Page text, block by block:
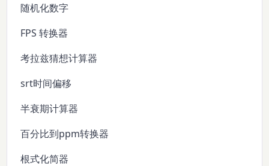
随机化数字
FPS 转换器
考拉兹猜想计算器
srt时间偏移
半衰期计算器
百分比到ppm转换器
根式化简器